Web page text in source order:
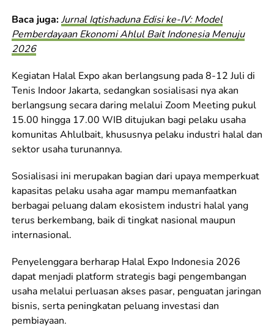
Baca juga:Jurnal Iqtishaduna Edisi ke-IV: Model
Pemberdayaan Ekonomi Ahlul Bait Indonesia Menuju
2026
Kegiatan Halal Expo akan berlangsung pada 8-12 Juli di
Tenis Indoor Jakarta, sedangkan sosialisasi nya akan
berlangsung secara daring melalui Zoom Meeting pukul
15.00 hingga 17.00 WIB ditujukan bagi pelaku usaha
komunitas Ahlulbait, khususnya pelaku industri halal dan
sektor usaha turunannya.
Sosialisasi ini merupakan bagian dari upaya memperkuat
kapasitas pelaku usaha agar mampu memanfaatkan
berbagai peluang dalam ekosistem industri halal yang
terus berkembang, baik di tingkat nasional maupun
internasional.
Penyelenggara berharap Halal Expo Indonesia 2026
dapat menjadi platform strategis bagi pengembangan
usaha melalui perluasan akses pasar, penguatan jaringan
bisnis, serta peningkatan peluang investasi dan
pembiayaan.